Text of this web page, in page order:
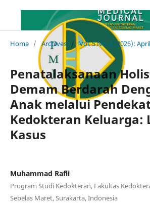
Home / Archives / Vol. 5 No. 2 (2026): April
Penatalaksanaan
Demam Berdarah
Anak melalui
Kedokteran Keluarga:
Kasus
Muhammad Rafli
Program Studi Kedokteran, Fakultas
Sebelas Maret, Surakarta, Indonesia